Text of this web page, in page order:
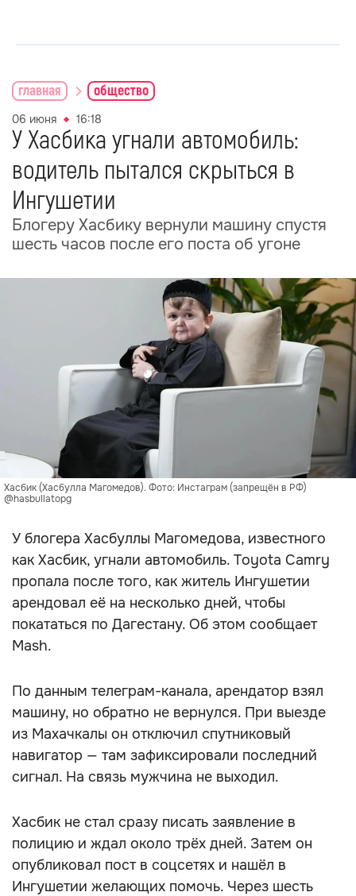
главная общество
06 июня 16:18
У Хасбика угнали автомобиль:
водитель пытался скрыться в
Ингушетии
Блогеру Хасбику вернули машину спустя
шесть часов после его поста об угоне
Хасбик (Хасбулла Магомедов). Фото: Инстаграм (запрещён в РФ)
@hasbullatopg
У блогера Хасбуллы Магомедова, известного
как Хасбик, угнали автомобиль. Toyota Camry
пропала после того, как житель Ингушетии
арендовал её на несколько дней, чтобы
покататься по Дагестану. Об этом сообщает
Mash.
По данным телеграм-канала, арендатор взял
машину, но обратно не вернулся. При выезде
из Махачкалы он отключил спутниковый
навигатор — там зафиксировали последний
сигнал. На связь мужчина не выходил.
Хасбик не стал сразу писать заявление в
полицию и ждал около трёх дней. Затем он
опубликовал пост в соцсетях и нашёл в
Ингушетии желающих помочь. Через шесть